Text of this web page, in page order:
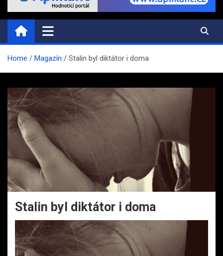
Home Magazín Stalin byl diktátor i doma
Stalin byl diktátor i doma